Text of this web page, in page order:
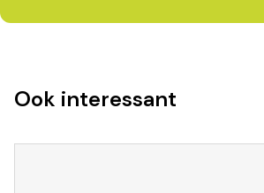
Ook interessant